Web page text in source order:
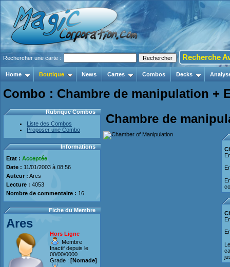
Rechercher une carte : Recherche
Home Boutique News Cartes Combos Decks
Combo : Chambre de manipulation +
Rubrique Combos
Liste des Combos
Proposer une Combo
Informations
Etat : Acceptée
Date : 11/01/2003 à 08:56
Auteur : Ares
Lecture : 4053
Nombre de commentaire : 16
Fiche du Membre
Ares
Hors Ligne
Membre
Inactif depuis le
00/00/0000
Grade : [Nomade]
Chambre de